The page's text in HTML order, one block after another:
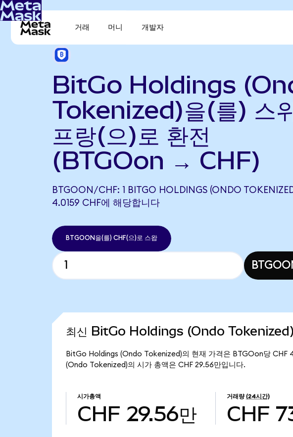
거래 머니 개발자
BitGo Holdings
Tokenized)을(를) 스
프랑(으)로 환전
(BTGOon → CHF)
BTGOON/CHF: 1 BITGO HOLDINGS (ONDO
4.0159 CHF에 해당합니다
BTGOON을(를) CHF(으)로 스왑
최신 BitGo Holdings (Ondo Tokenized)
BitGo Holdings (Ondo Tokenized)의 현재 가격은 BTGOon당
(Ondo Tokenized)의 시가 총액은 CHF 29.56만입니다.
시가총액
CHF 29.56만
거래량 (24시간)
CHF